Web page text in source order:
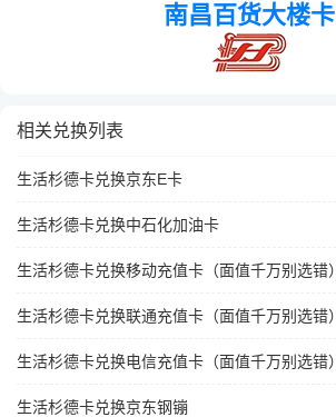
南昌百货大楼卡
相关兑换列表
生活杉德卡兑换京东E卡
生活杉德卡兑换中石化加油卡
生活杉德卡兑换移动充值卡（面值千万别选错）
生活杉德卡兑换联通充值卡（面值千万别选错）
生活杉德卡兑换电信充值卡（面值千万别选错）
生活杉德卡兑换京东钢镚